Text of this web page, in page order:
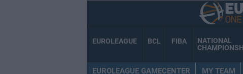
EUROLEAGUE BCL FIBA
NATIONAL
EUROLEAGUE GAMECENTER MY TEAM